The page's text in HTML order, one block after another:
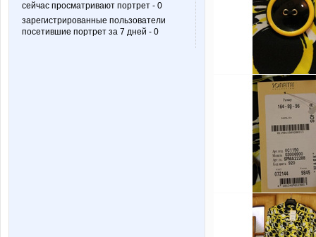
сейчас просматривают портрет - 0
зарегистрированные пользователи
посетившие портрет за 7 дней - 0